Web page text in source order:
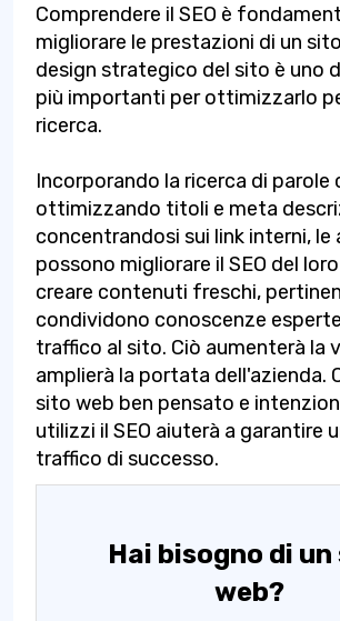
Comprendere il SEO è
migliorare le prestazioni di un
design strategico del sito è uno
più importanti per ottimizzarlo
ricerca.
Incorporando la ricerca di parole
ottimizzando titoli e meta
concentrandosi sui link interni, le
possono migliorare il SEO del
creare contenuti freschi,
condividono conoscenze
traffico al sito. Ciò aumenterà la
amplierà la portata dell'azienda.
sito web ben pensato e
utilizzi il SEO aiuterà a garantire
traffico di successo.
Hai bisogno di
web?